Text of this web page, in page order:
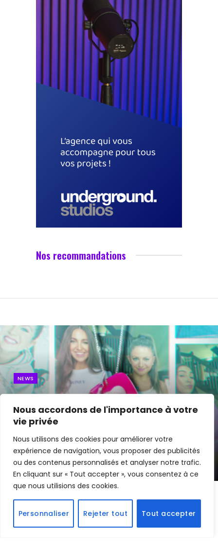
Nous accordons de l'importance à votre
vie privée
Nous utilisons des cookies pour améliorer votre
expérience de navigation, vous proposer des publicités
ou des contenus personnalisés et analyser notre trafic.
En cliquant sur « Tout accepter », vous consentez à ce
que nous utilisions des cookies.
Personnaliser Rejeter tout Tout accepter
Nos recommandations
NEWS
La série documentaire “Danse avec le
diable” de Netflix au cœur des
polémiques !
Edouard 17 juin 2024
a récemment lancé une nouvelle série
documentaire intitulée “
Danse avec le diable : Une